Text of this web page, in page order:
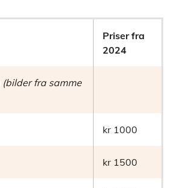
Priser fra
2024
(bilder fra samme
kr 1000
kr 1500